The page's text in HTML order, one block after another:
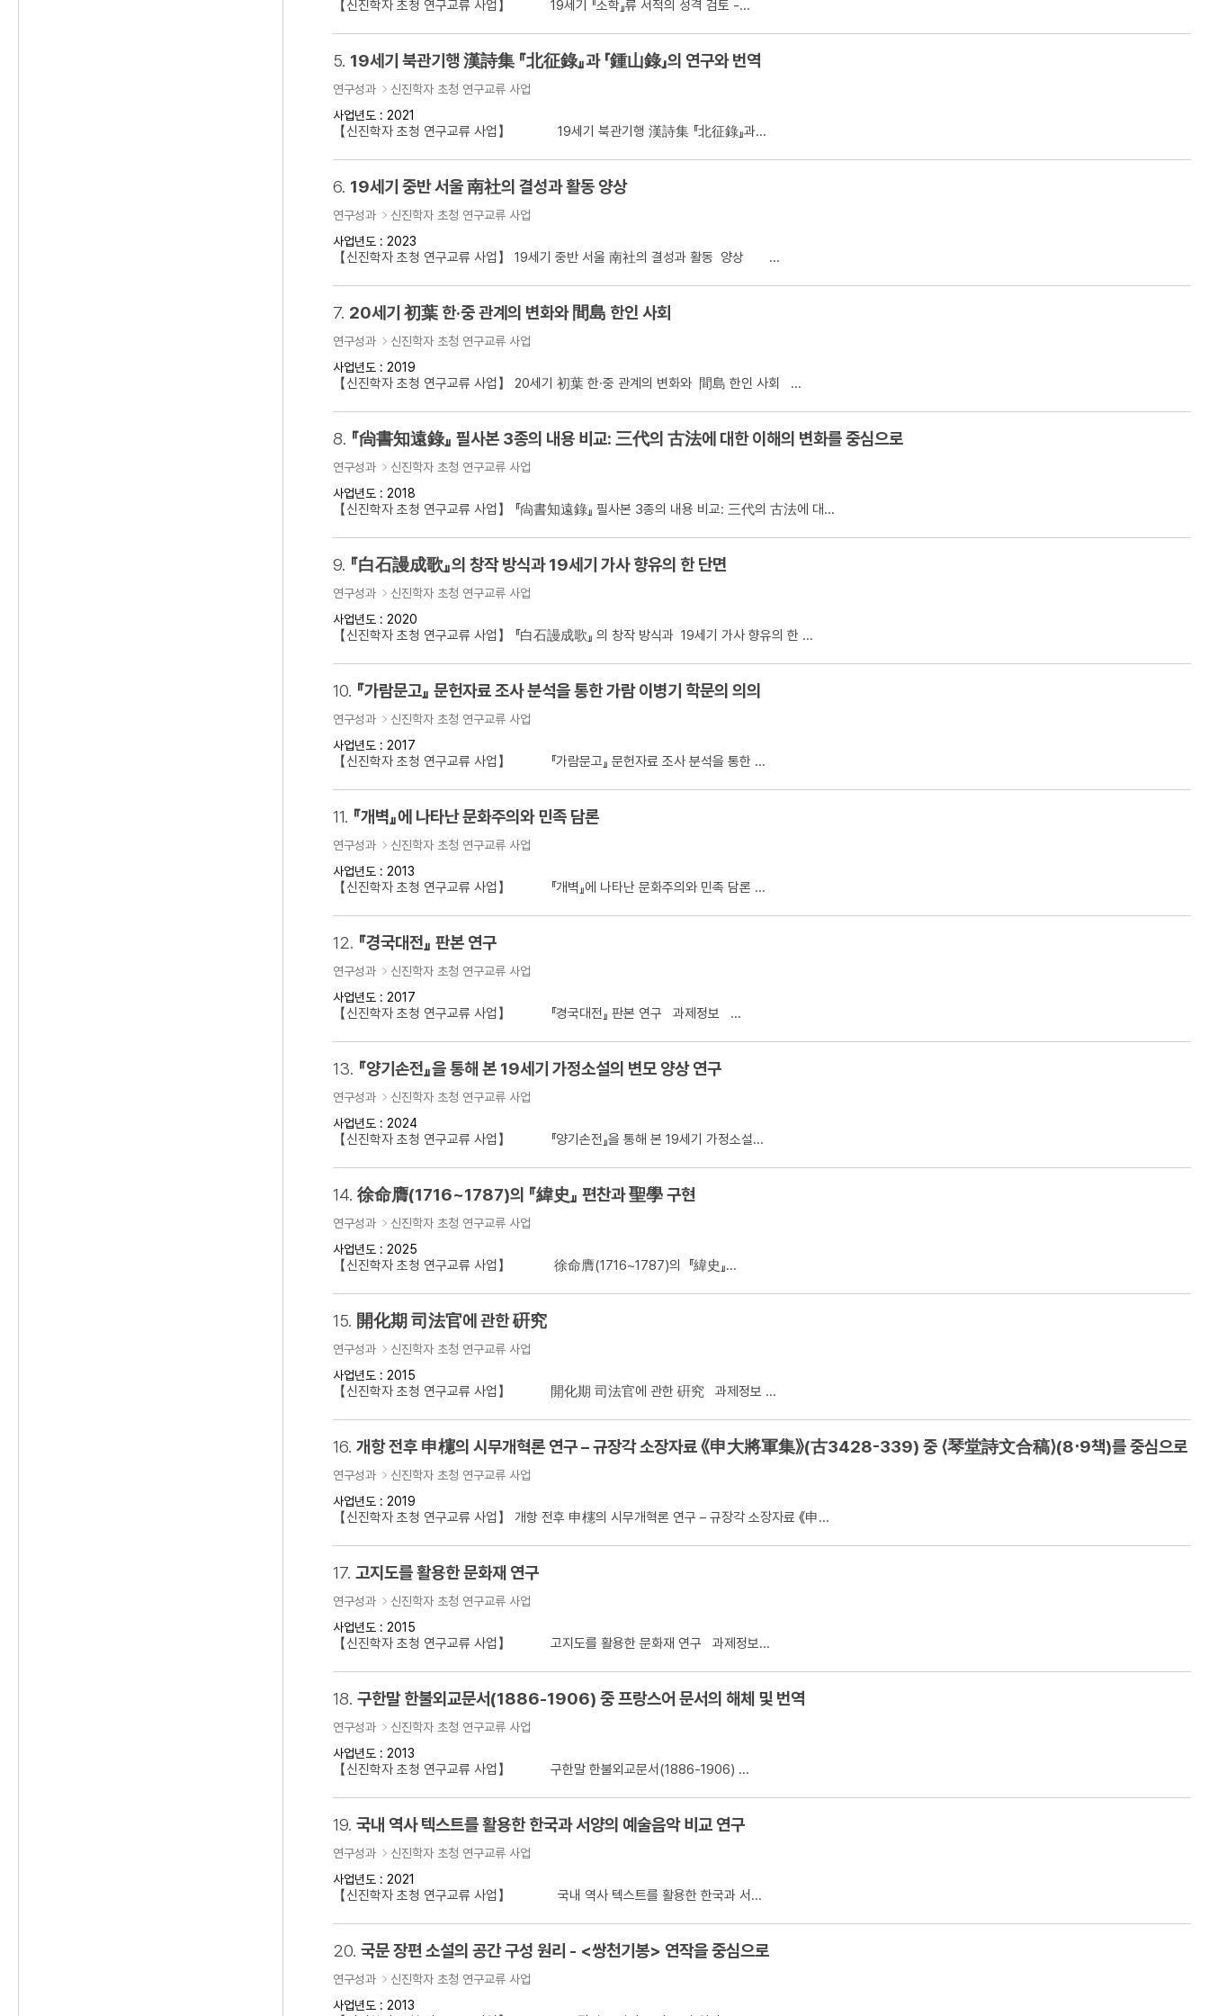
【신진학자 초청 연구교류 사업】 19세기 『소학』류 서적의 성격 검토 -...
5. 19세기 북관기행 漢詩集 『北征錄』과 「鍾山錄」의 연구와 번역
연구성과
신진학자 초청 연구교류 사업
사업년도 : 2021
【신진학자 초청 연구교류 사업】 19세기 북관기행 漢詩集 『北征錄』과...
6. 19세기 중반 서울 南社의 결성과 활동 양상
연구성과
신진학자 초청 연구교류 사업
사업년도 : 2023
【신진학자 초청 연구교류 사업】 19세기 중반 서울 南社의 결성과 활동 양상 ...
7. 20세기 初葉 한·중 관계의 변화와 間島 한인 사회
연구성과
신진학자 초청 연구교류 사업
사업년도 : 2019
【신진학자 초청 연구교류 사업】 20세기 初葉 한·중 관계의 변화와 間島 한인 사회 ...
8. 『尙書知遠錄』 필사본 3종의 내용 비교: 三代의 古法에 대한 이해의 변화를 중심으로
연구성과
신진학자 초청 연구교류 사업
사업년도 : 2018
【신진학자 초청 연구교류 사업】 『尙書知遠錄』 필사본 3종의 내용 비교: 三代의 古法에 대...
9. 『白石謾成歌』의 창작 방식과 19세기 가사 향유의 한 단면
연구성과
신진학자 초청 연구교류 사업
사업년도 : 2020
【신진학자 초청 연구교류 사업】 『白石謾成歌』 의 창작 방식과 19세기 가사 향유의 한 ...
10. 『가람문고』 문헌자료 조사 분석을 통한 가람 이병기 학문의 의의
연구성과
신진학자 초청 연구교류 사업
사업년도 : 2017
【신진학자 초청 연구교류 사업】 『가람문고』 문헌자료 조사 분석을 통한 ...
11. 『개벽』에 나타난 문화주의와 민족 담론
연구성과
신진학자 초청 연구교류 사업
사업년도 : 2013
【신진학자 초청 연구교류 사업】 『개벽』에 나타난 문화주의와 민족 담론 ...
12. 『경국대전』 판본 연구
연구성과
신진학자 초청 연구교류 사업
사업년도 : 2017
【신진학자 초청 연구교류 사업】 『경국대전』 판본 연구 과제정보 ...
13. 『양기손전』을 통해 본 19세기 가정소설의 변모 양상 연구
연구성과
신진학자 초청 연구교류 사업
사업년도 : 2024
【신진학자 초청 연구교류 사업】 『양기손전』을 통해 본 19세기 가정소설...
14. 徐命膺(1716~1787)의 『緯史』 편찬과 聖學 구현
연구성과
신진학자 초청 연구교류 사업
사업년도 : 2025
【신진학자 초청 연구교류 사업】 徐命膺(1716~1787)의 『緯史』...
15. 開化期 司法官에 관한 硏究
연구성과
신진학자 초청 연구교류 사업
사업년도 : 2015
【신진학자 초청 연구교류 사업】 開化期 司法官에 관한 硏究 과제정보 ...
16. 개항 전후 申櫶의 시무개혁론 연구 – 규장각 소장자료 《申大將軍集》(古3428-339) 중 ⟨琴堂詩文合稿⟩(8‧9책)를 중심으로
연구성과
신진학자 초청 연구교류 사업
사업년도 : 2019
【신진학자 초청 연구교류 사업】 개항 전후 申櫶의 시무개혁론 연구 – 규장각 소장자료 《申...
17. 고지도를 활용한 문화재 연구
연구성과
신진학자 초청 연구교류 사업
사업년도 : 2015
【신진학자 초청 연구교류 사업】 고지도를 활용한 문화재 연구 과제정보...
18. 구한말 한불외교문서(1886-1906) 중 프랑스어 문서의 해체 및 번역
연구성과
신진학자 초청 연구교류 사업
사업년도 : 2013
【신진학자 초청 연구교류 사업】 구한말 한불외교문서(1886-1906) ...
19. 국내 역사 텍스트를 활용한 한국과 서양의 예술음악 비교 연구
연구성과
신진학자 초청 연구교류 사업
사업년도 : 2021
【신진학자 초청 연구교류 사업】 국내 역사 텍스트를 활용한 한국과 서...
20. 국문 장편 소설의 공간 구성 원리 - <쌍천기봉> 연작을 중심으로
연구성과
신진학자 초청 연구교류 사업
사업년도 : 2013